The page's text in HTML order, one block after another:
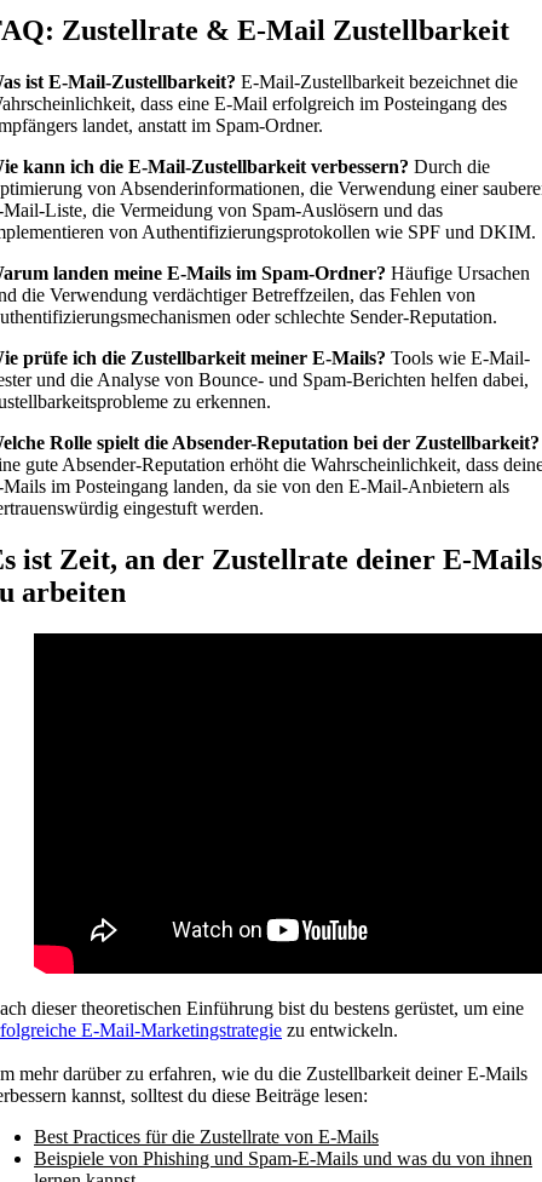
Zustellrate & E-Mail Zustellbarkeit
ist E-Mail-Zustellbarkeit? E-Mail-Zustellbarkeit bezeichnet die
dass eine E-Mail erfolgreich im Posteingang des
landet, anstatt im Spam-Ordner.
kann ich die E-Mail-Zustellbarkeit verbessern? Durch die
von Absenderinformationen, die Verwendung einer
Liste, die Vermeidung von Spam-Auslösern und das
von Authentifizierungsprotokollen wie SPF und DKIM.
landen meine E-Mails im Spam-Ordner? Häufige Ursachen
die Verwendung verdächtiger Betreffzeilen, das Fehlen von
oder schlechte Sender-Reputation.
prüfe ich die Zustellbarkeit meiner E-Mails? Tools wie E-Mail-
und die Analyse von Bounce- und Spam-Berichten helfen dabei,
zu erkennen.
Rolle spielt die Absender-Reputation bei der Zustellbarkeit?
gute Absender-Reputation erhöht die Wahrscheinlichkeit, dass
im Posteingang landen, da sie von den E-Mail-Anbietern als
eingestuft werden.
ist Zeit, an der Zustellrate deiner E-Mails
arbeiten
dieser theoretischen Einführung bist du bestens gerüstet, um eine
E-Mail-Marketingstrategie zu entwickeln.
mehr darüber zu erfahren, wie du die Zustellbarkeit deiner E-Mails
kannst, solltest du diese Beiträge lesen:
Best Practices für die Zustellrate von E-Mails
Beispiele von Phishing und Spam-E-Mails und was du von ihnen